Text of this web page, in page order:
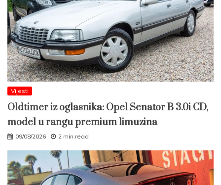
Vijesti
Oldtimer iz oglasnika: Opel Senator B 3.0i CD,
model u rangu premium limuzina
09/08/2026 2 min read